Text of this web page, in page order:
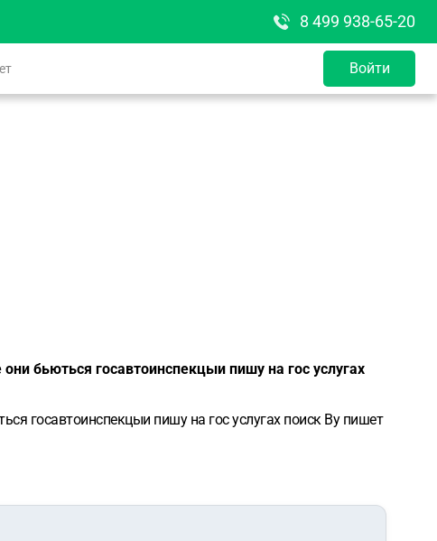
8 499 938-65-20
Войти
бьються госавтоинспекцыи пишу на гос услугах
госавтоинспекцыи пишу на гос услугах поиск Ву пишет